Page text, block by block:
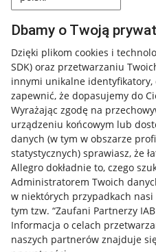
Dbamy o Twoją
Dzięki plikom cookies i
SDK) oraz przetwarzaniu
innymi unikalne
zapewnić, że dopasujemy do
Wyrażając zgodę na
urządzeniu końcowym lub
danych (w tym w obszarze
statystycznych) sprawiasz, że
Allegro dokładnie to, czego
Administratorem Twoich
w niektórych przypadkach
tym tzw. “Zaufani Partnerzy
Informacja o celach
naszych partnerów znajduje
Przydatne informacje